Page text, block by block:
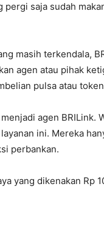
saja sudah
masih terkendala,
agen atau pihak
pulsa atau
agen BRILink.
ini. Mereka
perbankan.
yang dikenakan Rp